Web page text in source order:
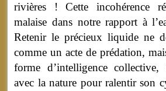
rivières ! Cette incohérence
malaise dans notre rapport à
Retenir le précieux liquide ne
comme un acte de prédation,
forme d’intelligence
avec la nature pour ralentir son